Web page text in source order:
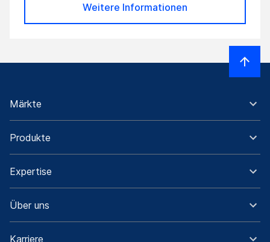
Weitere Informationen
Märkte
Produkte
Expertise
Über uns
Karriere